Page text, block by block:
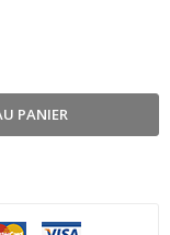
PANIER